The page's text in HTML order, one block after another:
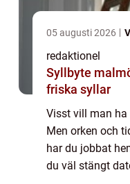
05 augusti 2026
redaktionel
Syllbyte malmö tryggare hus
friska syllar
Visst vill man ha
Men orken och
har du jobbat
du väl stängt